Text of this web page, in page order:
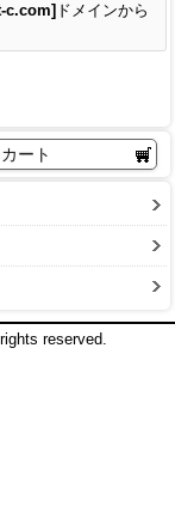
c.com] ドメインから
カート
reserved.